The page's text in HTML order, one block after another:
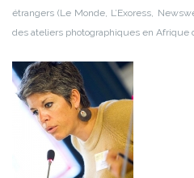
étrangers (Le Monde, L’Exoress,
des ateliers photographiques en Afrique